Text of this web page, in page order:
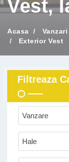
Vest,
Acasa Vanzari
Exterior Vest
Filtreaza
Tranzactie:
Proprietate: